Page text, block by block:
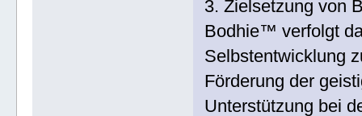
3. Zielsetzung von
Bodhie™ verfolgt
Selbstentwicklung
Förderung der
Unterstützung bei